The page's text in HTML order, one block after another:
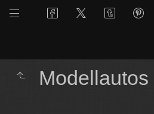
Modellautos